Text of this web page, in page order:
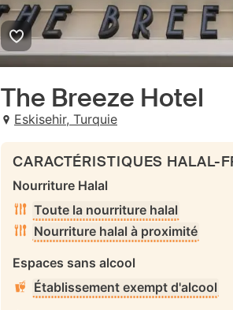
The Breeze Hotel
Eskisehir, Turquie
CARACTÉRISTIQUES HALAL-
Nourriture Halal
Toute la nourriture halal
Nourriture halal à proximité
Espaces sans alcool
Établissement exempt d'alcool